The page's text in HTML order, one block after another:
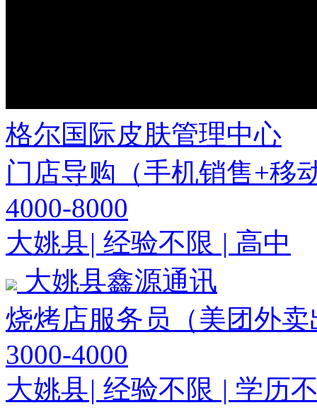
格尔国际皮肤管理中心
门店导购（手机销售+移
4000-8000
大姚县| 经验不限 | 高中
大姚县鑫源通讯
烧烤店服务员（美团外
3000-4000
大姚县| 经验不限 | 学历